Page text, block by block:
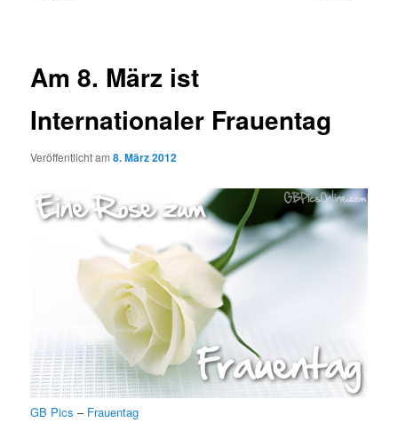
Am 8. März ist
Internationaler Frauentag
Veröffentlicht am8. März 2012
GB Pics – Frauentag